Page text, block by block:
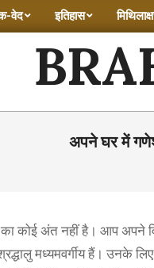
वेद इतिहास
अपने घर में
कोई अंत नहीं है। आप अपने
मध्यमवर्गीय हैं। उनके